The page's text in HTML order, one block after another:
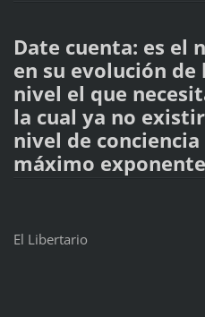
Date cuenta: es el
en su evolución
nivel el que
la cual ya no
nivel de conciencia
máximo
El Libertario